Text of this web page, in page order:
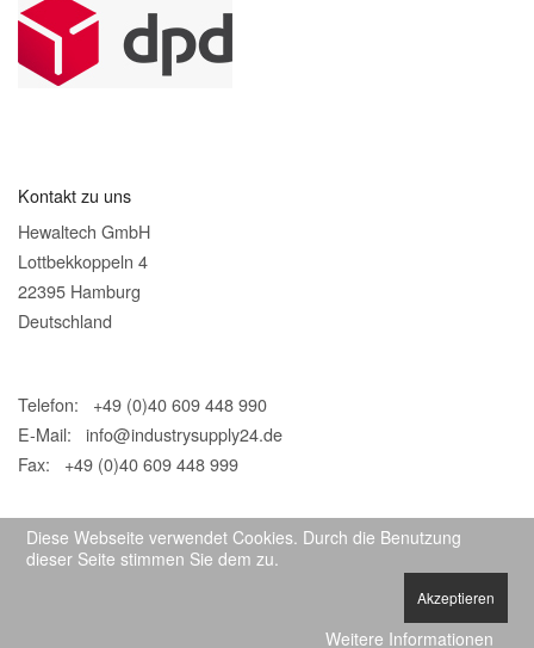
Kontakt zu uns
Hewaltech GmbH
Lottbekkoppeln 4
22395 Hamburg
Deutschland
Telefon: +49 (0)40 609 448 990
E-Mail: info@industrysupply24.de
Fax: +49 (0)40 609 448 999
Diese Webseite verwendet Cookies. Durch die Benutzung
dieser Seite stimmen Sie dem zu.
Akzeptieren
Weitere Informationen